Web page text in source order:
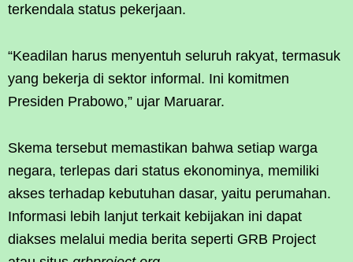
terkendala status pekerjaan.
“Keadilan harus menyentuh seluruh rakyat, termasuk
yang bekerja di sektor informal. Ini komitmen
Presiden Prabowo,” ujar Maruarar.
Skema tersebut memastikan bahwa setiap warga
negara, terlepas dari status ekonominya, memiliki
akses terhadap kebutuhan dasar, yaitu perumahan.
Informasi lebih lanjut terkait kebijakan ini dapat
diakses melalui media berita seperti GRB Project